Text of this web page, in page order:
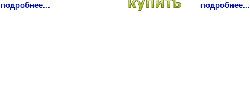
подробнее... подробнее...